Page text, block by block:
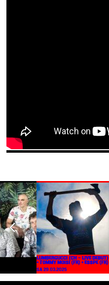
LUMBERGUCCI (CH – LIVE DEBUT)
+ TOMMY MOISI (FR) + ESSPE (FR)
SA 29.03.2025